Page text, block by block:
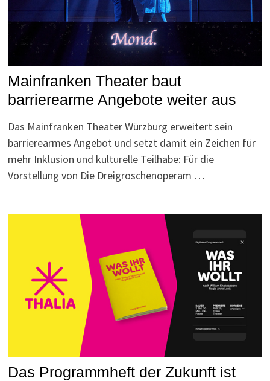
Mainfranken Theater baut
barrierearme Angebote weiter aus
Das Mainfranken Theater Würzburg erweitert sein
barrierearmes Angebot und setzt damit ein Zeichen für
mehr Inklusion und kulturelle Teilhabe: Für die
Vorstellung von Die Dreigroschenoperam …
Das Programmheft der Zukunft ist